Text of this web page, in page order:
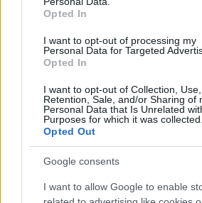
Opted In
I want to opt-out of processing my
Personal Data for Targeted
Opted In
I want to opt-out of Collection, Use,
Retention, Sale, and/or Sharing of
Personal Data that Is Unrelated
Purposes for which it was collected.
Opted Out
Google consents
I want to allow Google to enable
„Te és én együtt fél
Premier! Maluridé:
srecorder 2023. szeptember 15.